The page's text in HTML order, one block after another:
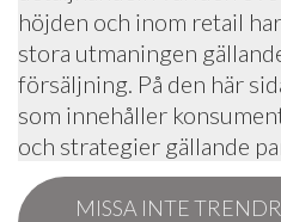
höjden och inom retail
stora utmaningen
försäljning. På den här
som innehåller
och strategier gällande
MISSA INTE